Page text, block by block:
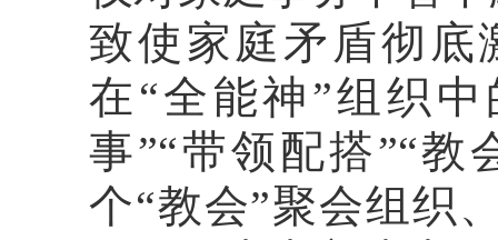
致使家庭矛盾彻底
在“全能神”组织
事”“带领配搭”“教
个“教会”聚会组织